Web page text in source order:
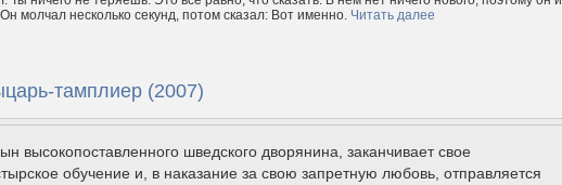
молчал несколько секунд, потом сказал: Вот именно. Читать далее
тамплиер (2007)
высокопоставленного шведского дворянина, заканчивает свое
обучение и, в наказание за свою запретную любовь, отправляется